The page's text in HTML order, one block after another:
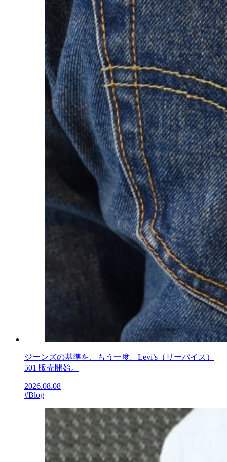
ジーンズの基準を、もう一度。Levi’s（リーバイス）
501 販売開始。
2026.08.08
#Blog